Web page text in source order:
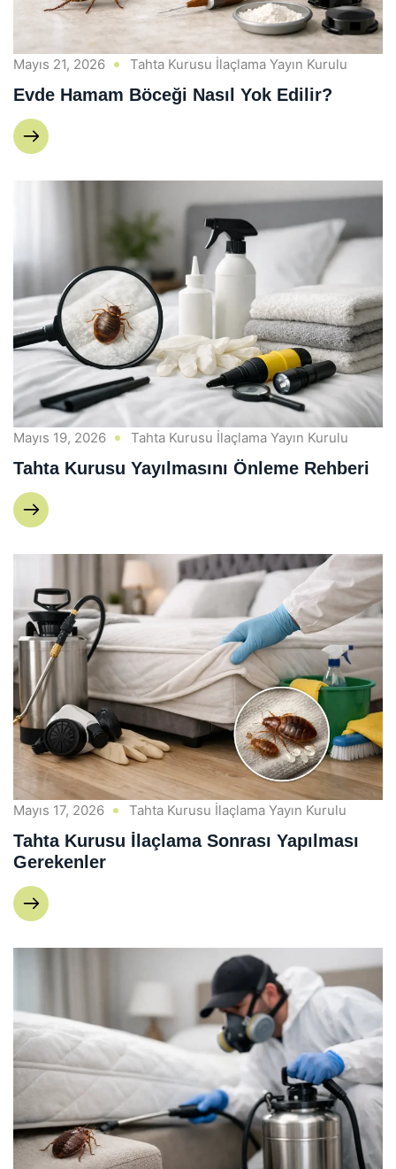
Mayıs 21, 2026 Tahta Kurusu İlaçlama Yayın Kurulu
Evde Hamam Böceği Nasıl Yok Edilir?
Mayıs 19, 2026 Tahta Kurusu İlaçlama Yayın Kurulu
Tahta Kurusu Yayılmasını Önleme Rehberi
Mayıs 17, 2026 Tahta Kurusu İlaçlama Yayın Kurulu
Tahta Kurusu İlaçlama Sonrası Yapılması
Gerekenler